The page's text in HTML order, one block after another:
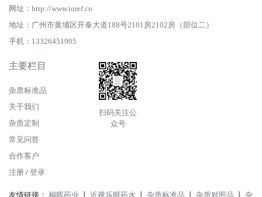
网址：http://www.toref.cn
地址：广州市黄埔区开泰大道188号2101房2102房（部位二）
手机：13326451905
主要栏目
杂质标准品
关于我们
杂质定制
常见问答
合作客户
注册 / 登录
扫码关注公
众号